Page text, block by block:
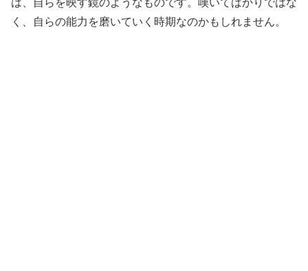
は、自らを映す鏡のようなものです。嘆いてばかりではな
く、自らの能力を磨いていく時期なのかもしれません。